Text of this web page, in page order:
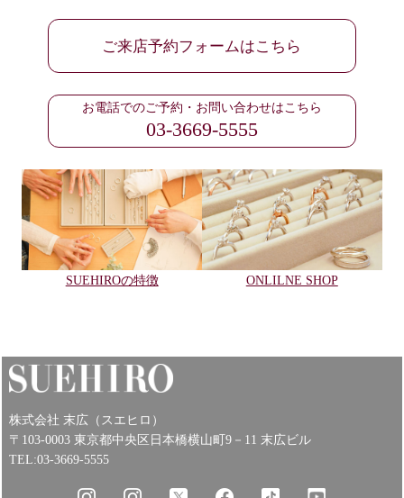
ご来店予約フォームはこちら
お電話でのご予約・お問い合わせはこちら
03-3669-5555
SUEHIROの特徴 ONLILNE SHOP
株式会社 末広（スエヒロ）
〒103-0003 東京都中央区日本橋横山町9－11 末広ビル
TEL:03-3669-5555